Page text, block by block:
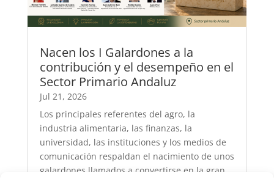
Nacen los I Galardones a la
contribución y el desempeño en el
Sector Primario Andaluz
Jul 21, 2026
Los principales referentes del agro, la
industria alimentaria, las finanzas, la
universidad, las instituciones y los medios de
comunicación respaldan el nacimiento de unos
galardones llamados a convertirse en la gran